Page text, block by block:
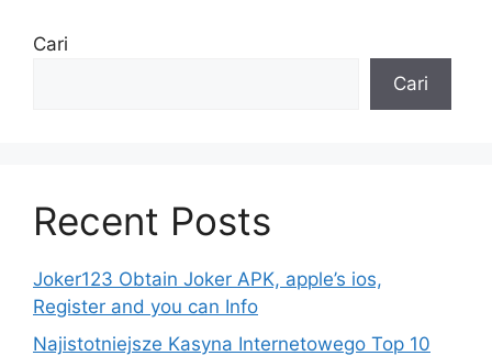
Cari
Cari
Recent Posts
Joker123 Obtain Joker APK, apple’s ios,
Register and you can Info
Najistotniejsze Kasyna Internetowego Top 10